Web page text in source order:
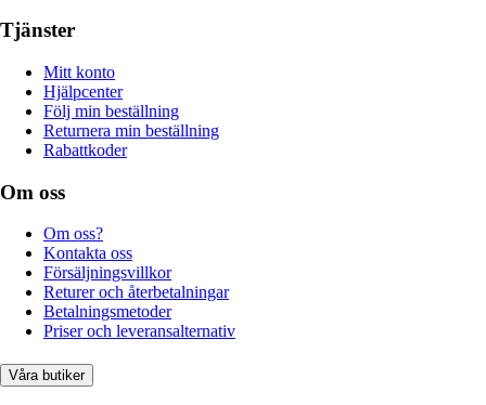
Tjänster
Mitt konto
Hjälpcenter
Följ min beställning
Returnera min beställning
Rabattkoder
Om oss
Om oss?
Kontakta oss
Försäljningsvillkor
Returer och återbetalningar
Betalningsmetoder
Priser och leveransalternativ
Våra butiker